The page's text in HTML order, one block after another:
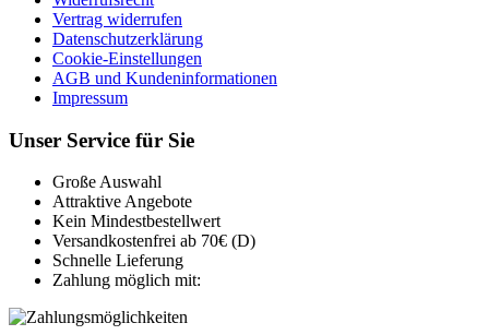
Vertrag widerrufen
Datenschutzerklärung
Cookie-Einstellungen
AGB und Kundeninformationen
Impressum
Unser Service für Sie
Große Auswahl
Attraktive Angebote
Kein Mindestbestellwert
Versandkostenfrei ab 70€ (D)
Schnelle Lieferung
Zahlung möglich mit: